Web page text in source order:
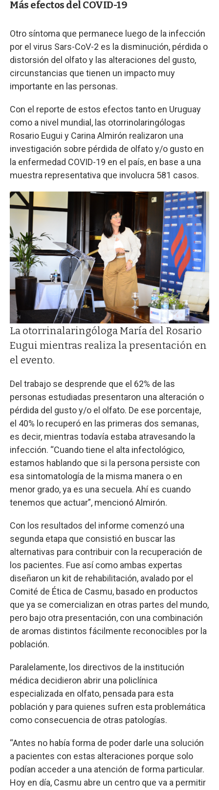
Más efectos del COVID-19
Otro síntoma que permanece luego de la infección
por el virus Sars-CoV-2 es la disminución, pérdida o
distorsión del olfato y las alteraciones del gusto,
circunstancias que tienen un impacto muy
importante en las personas.
Con el reporte de estos efectos tanto en Uruguay
como a nivel mundial, las otorrinolaringólogas
Rosario Eugui y Carina Almirón realizaron una
investigación sobre pérdida de olfato y/o gusto en
la enfermedad COVID-19 en el país, en base a una
muestra representativa que involucra 581 casos.
La otorrinalaringóloga María del Rosario
Eugui mientras realiza la presentación en
el evento.
Del trabajo se desprende que el 62% de las
personas estudiadas presentaron una alteración o
pérdida del gusto y/o el olfato. De ese porcentaje,
el 40% lo recuperó en las primeras dos semanas,
es decir, mientras todavía estaba atravesando la
infección. “Cuando tiene el alta infectológico,
estamos hablando que si la persona persiste con
esa sintomatología de la misma manera o en
menor grado, ya es una secuela. Ahí es cuando
tenemos que actuar”, mencionó Almirón.
Con los resultados del informe comenzó una
segunda etapa que consistió en buscar las
alternativas para contribuir con la recuperación de
los pacientes. Fue así como ambas expertas
diseñaron un kit de rehabilitación, avalado por el
Comité de Ética de Casmu, basado en productos
que ya se comercializan en otras partes del mundo,
pero bajo otra presentación, con una combinación
de aromas distintos fácilmente reconocibles por la
población.
Paralelamente, los directivos de la institución
médica decidieron abrir una policlínica
especializada en olfato, pensada para esta
población y para quienes sufren esta problemática
como consecuencia de otras patologías.
“Antes no había forma de poder darle una solución
a pacientes con estas alteraciones porque solo
podían acceder a una atención de forma particular.
Hoy en día, Casmu abre un centro que va a permitir